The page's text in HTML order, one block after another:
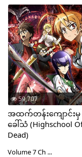
59,707
အထက်တန်းကျောင်း
ခေါ်သံ (Highschool
Dead)
Volume 7 Ch ...